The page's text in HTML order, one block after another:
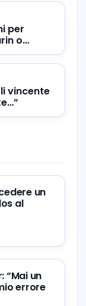
per
o
vincente
un
al
“Mai un
errore